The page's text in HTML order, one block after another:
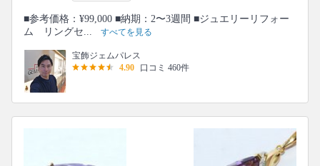
■参考価格：¥99,000 ■納期：2〜3週間 ■ジュエリーリフォー
ム リングセ...
すべてを見る
宝飾ジェムパレス
4.90
口コミ 460件